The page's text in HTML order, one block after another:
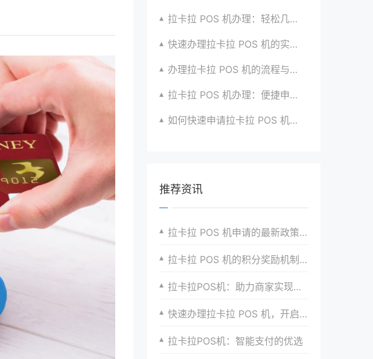
拉卡拉 POS 机办理：轻松几步，实现便捷收款啦
快速办理拉卡拉 POS 机的实用方法全知道
办理拉卡拉 POS 机的流程与技巧总结大公开
拉卡拉 POS 机办理：便捷申请，快速到账超安心
如何快速申请拉卡拉 POS 机？经验分享超有用
推荐资讯
拉卡拉 POS 机申请的最新政策解读
拉卡拉 POS 机的积分奖励机制优势
拉卡拉POS机：助力商家实现智慧化转型
快速办理拉卡拉 POS 机，开启便捷收款模式
拉卡拉POS机：智能支付的优选